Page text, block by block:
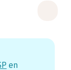
en